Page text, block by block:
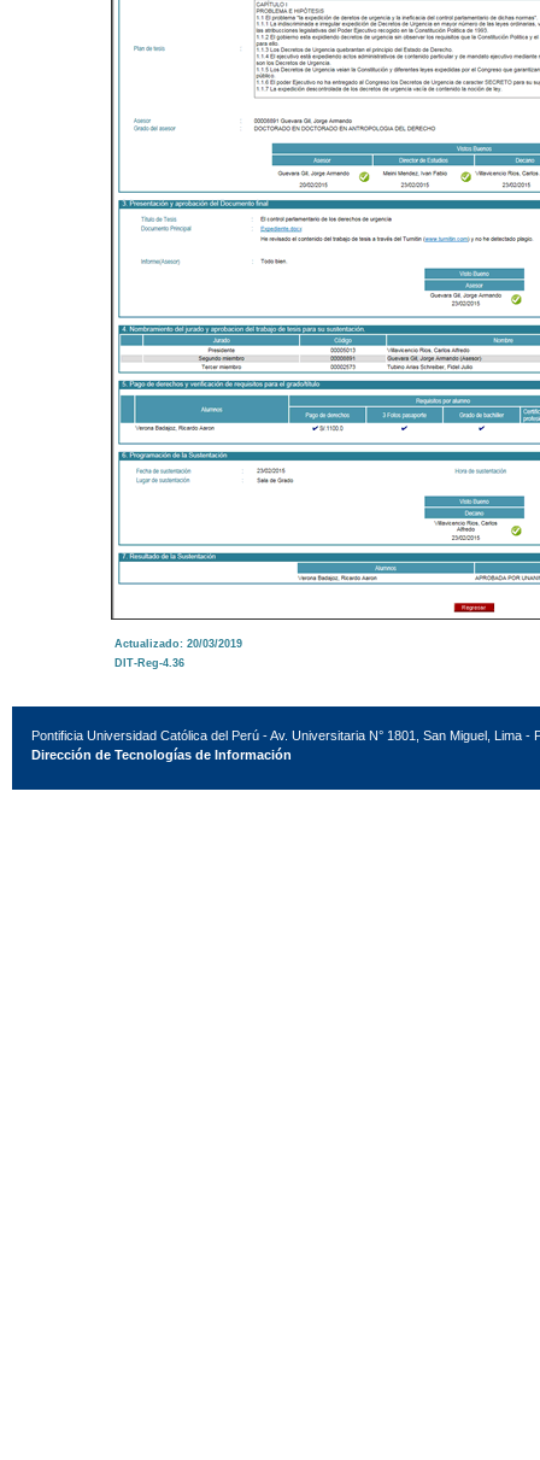
Actualizado: 20/03/2019
DIT-Reg-4.36
Pontificia Universidad Católica del Perú - Av. Universitaria N° 1801, San Miguel, Lima -
Dirección de Tecnologías de Información